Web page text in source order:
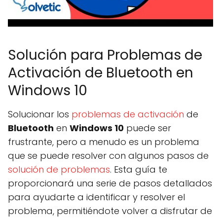
Solución para Problemas de
Activación de Bluetooth en
Windows 10
Solucionar los problemas de activación de
Bluetooth en Windows 10 puede ser
frustrante, pero a menudo es un problema
que se puede resolver con algunos pasos de
solución de problemas. Esta guía te
proporcionará una serie de pasos detallados
para ayudarte a identificar y resolver el
problema, permitiéndote volver a disfrutar de